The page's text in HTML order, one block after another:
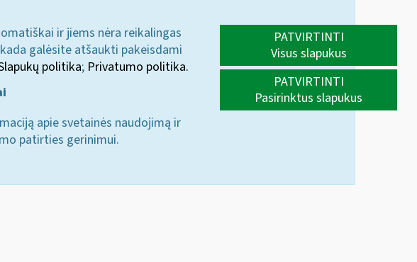
ir jiems nėra reikalingas
galėsite atšaukti pakeisdami
politika; Privatumo politika.
apie svetainės naudojimą ir
patirties gerinimui.
PATVIRTINTI
Visus slapukus
PATVIRTINTI
Pasirinktus slapukus